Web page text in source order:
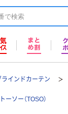
ラインドカーテン
トーソー（TOSO）